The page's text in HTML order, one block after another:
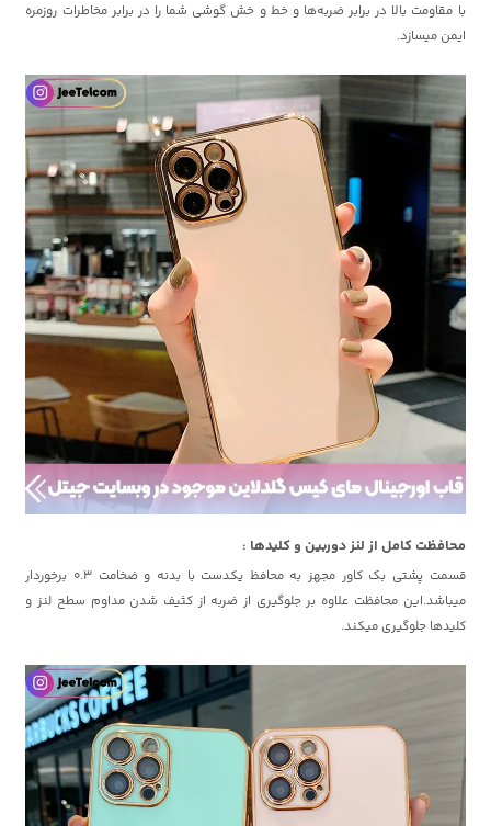
با مقاومت بالا در برابر ضربه‌ها و خط و خش‌ گوشی شما را در برابر مخاطرات روزمره
ایمن میسازد.
محافظت کامل از لنز دوربین و کلیدها :
قسمت پشتی بک کاور مجهز به محافظ یکدست با بدنه و ضخامت 0.3 برخوردار
میباشد.این محافظت علاوه بر جلوگیری از ضربه از کثیف شدن مداوم سطح لنز و
کلیدها جلوگیری میکند.